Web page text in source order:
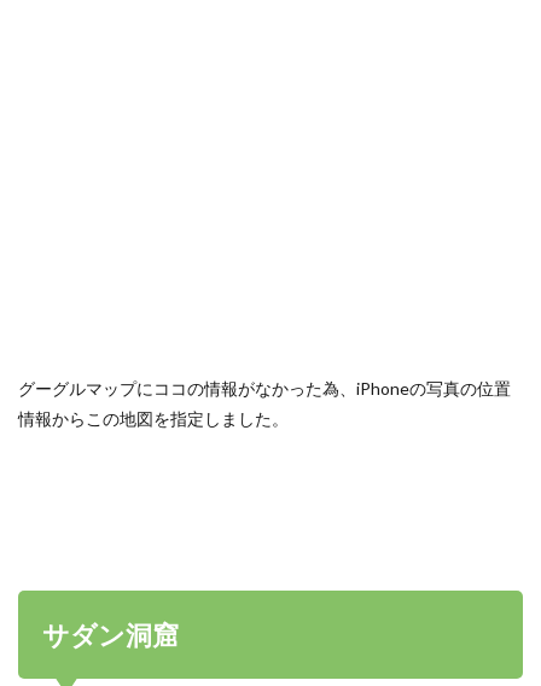
グーグルマップにココの情報がなかった為、iPhoneの写真の位置
情報からこの地図を指定しました。
サダン洞窟